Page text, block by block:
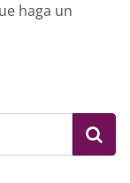
haga un